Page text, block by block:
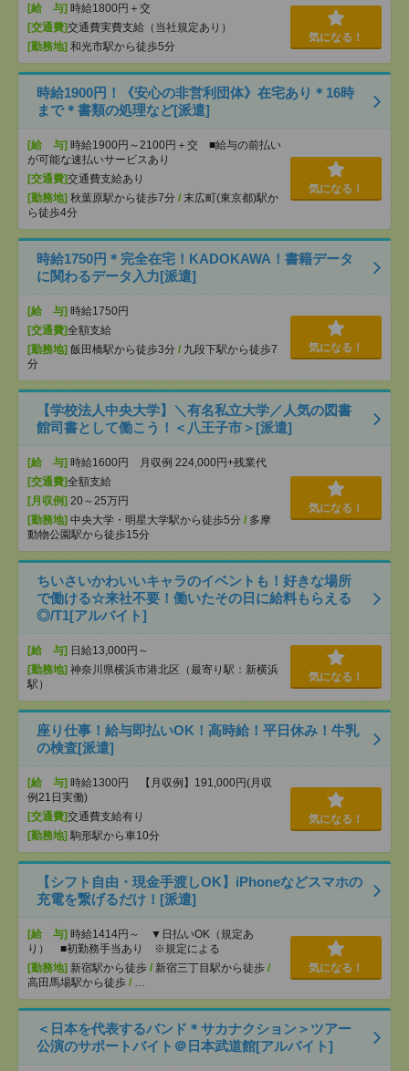
[給 与] 時給1800円＋交
[交通費]交通費実費支給（当社規定あり）
[勤務地] 和光市駅から徒歩5分
気になる！
時給1900円！《安心の非営利団体》在宅あり＊16時
まで＊書類の処理など[派遣]
[給 与] 時給1900円～2100円＋交 ■給与の前払い
が可能な速払いサービスあり
[交通費]交通費支給あり
[勤務地] 秋葉原駅から徒歩7分 / 末広町(東京都)駅か
ら徒歩4分
気になる！
時給1750円＊完全在宅！KADOKAWA！書籍データ
に関わるデータ入力[派遣]
[給 与] 時給1750円
[交通費]全額支給
[勤務地] 飯田橋駅から徒歩3分 / 九段下駅から徒歩7
分
気になる！
【学校法人中央大学】＼有名私立大学／人気の図書
館司書として働こう！＜八王子市＞[派遣]
[給 与] 時給1600円 月収例 224,000円+残業代
[交通費]全額支給
[月収例] 20～25万円
[勤務地] 中央大学・明星大学駅から徒歩5分 / 多摩
動物公園駅から徒歩15分
気になる！
ちいさいかわいいキャラのイベントも！好きな場所
で働ける☆来社不要！働いたその日に給料もらえる
◎/T1[アルバイト]
[給 与] 日給13,000円～
[勤務地] 神奈川県横浜市港北区（最寄り駅：新横浜
駅）
気になる！
座り仕事！給与即払いOK！高時給！平日休み！牛乳
の検査[派遣]
[給 与] 時給1300円 【月収例】191,000円(月収
例21日実働)
[交通費]交通費支給有り
[勤務地] 駒形駅から車10分
気になる！
【シフト自由・現金手渡しOK】iPhoneなどスマホの
充電を繋げるだけ！[派遣]
[給 与] 時給1414円～ ▼日払いOK（規定あ
り） ■初勤務手当あり ※規定による
[勤務地] 新宿駅から徒歩 / 新宿三丁目駅から徒歩 /
高田馬場駅から徒歩 / …
気になる！
＜日本を代表するバンド＊サカナクション＞ツアー
公演のサポートバイト＠日本武道館[アルバイト]